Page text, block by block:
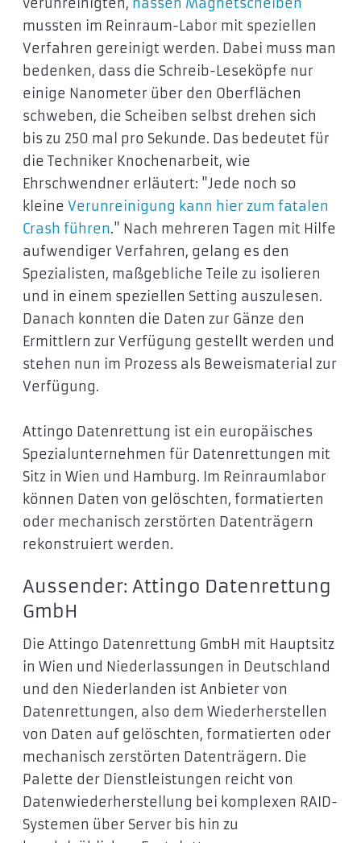
verunreinigten, nassen Magnetscheiben
mussten im Reinraum-Labor mit speziellen
Verfahren gereinigt werden. Dabei muss man
bedenken, dass die Schreib-Leseköpfe nur
einige Nanometer über den Oberflächen
schweben, die Scheiben selbst drehen sich
bis zu 250 mal pro Sekunde. Das bedeutet für
die Techniker Knochenarbeit, wie
Ehrschwendner erläutert: "Jede noch so
kleine Verunreinigung kann hier zum fatalen
Crash führen." Nach mehreren Tagen mit Hilfe
aufwendiger Verfahren, gelang es den
Spezialisten, maßgebliche Teile zu isolieren
und in einem speziellen Setting auszulesen.
Danach konnten die Daten zur Gänze den
Ermittlern zur Verfügung gestellt werden und
stehen nun im Prozess als Beweismaterial zur
Verfügung.
Attingo Datenrettung ist ein europäisches
Spezialunternehmen für Datenrettungen mit
Sitz in Wien und Hamburg. Im Reinraumlabor
können Daten von gelöschten, formatierten
oder mechanisch zerstörten Datenträgern
rekonstruiert werden.
Aussender: Attingo Datenrettung
GmbH
Die Attingo Datenrettung GmbH mit Hauptsitz
in Wien und Niederlassungen in Deutschland
und den Niederlanden ist Anbieter von
Datenrettungen, also dem Wiederherstellen
von Daten auf gelöschten, formatierten oder
mechanisch zerstörten Datenträgern. Die
Palette der Dienstleistungen reicht von
Datenwiederherstellung bei komplexen RAID-
Systemen über Server bis hin zu